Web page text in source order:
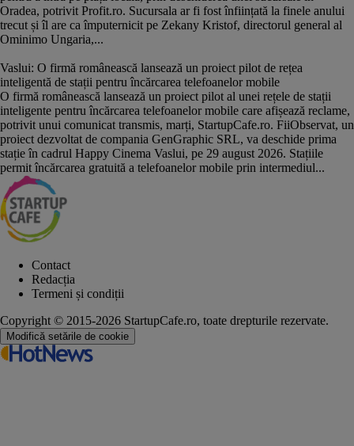
Oradea, potrivit Profit.ro. Sucursala ar fi fost înființată la finele anului
trecut și îl are ca împuternicit pe Zekany Kristof, directorul general al
Ominimo Ungaria,...
Vaslui: O firmă românească lansează un proiect pilot de rețea
inteligentă de stații pentru încărcarea telefoanelor mobile
O firmă românească lansează un proiect pilot al unei rețele de stații
inteligente pentru încărcarea telefoanelor mobile care afișează reclame,
potrivit unui comunicat transmis, marți, StartupCafe.ro. FiiObservat, un
proiect dezvoltat de compania GenGraphic SRL, va deschide prima
stație în cadrul Happy Cinema Vaslui, pe 29 august 2026. Stațiile
permit încărcarea gratuită a telefoanelor mobile prin intermediul...
Contact
Redacția
Termeni și condiții
Copyright © 2015-2026 StartupCafe.ro, toate drepturile rezervate.
Modifică setările de cookie